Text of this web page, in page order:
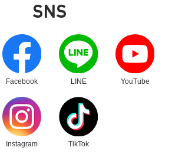
SNS
Facebook
別ウィンドウリンク
LINE
別ウィンドウリンク
YouTube
別ウィンドウリンク
Instagram
別ウィンドウリンク
TikTok
別ウィンドウリンク